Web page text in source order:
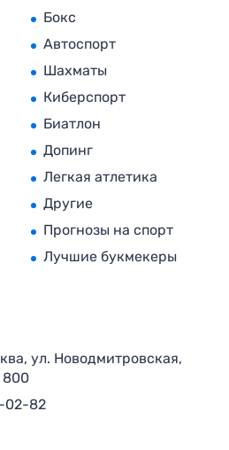
Бокс
Автоспорт
Шахматы
Киберспорт
Биатлон
Допинг
Легкая атлетика
Другие
Прогнозы на спорт
Лучшие букмекеры
ул. Новодмитровская,
800
02-82